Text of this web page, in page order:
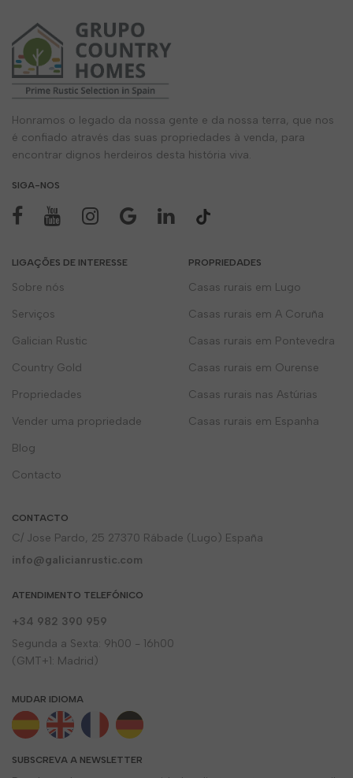
Honramos o legado da nossa gente e da nossa terra, que nos
é confiado através das suas propriedades à venda, para
encontrar dignos herdeiros desta história viva.
SIGA-NOS
LIGAÇÕES DE INTERESSE
Sobre nós
Serviços
Galician Rustic
Country Gold
Propriedades
Vender uma propriedade
Blog
Contacto
PROPRIEDADES
Casas rurais em Lugo
Casas rurais em A Coruña
Casas rurais em Pontevedra
Casas rurais em Ourense
Casas rurais nas Astúrias
Casas rurais em Espanha
CONTACTO
C/ Jose Pardo, 25 27370 Rábade (Lugo) España
info@galicianrustic.com
ATENDIMENTO TELEFÓNICO
+34 982 390 959
Segunda a Sexta: 9h00 - 16h00
(GMT+1: Madrid)
MUDAR IDIOMA
SUBSCREVA A NEWSLETTER